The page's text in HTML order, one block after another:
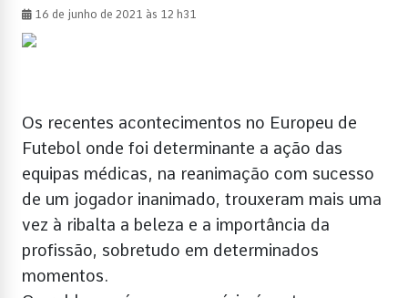
16 de junho de 2021 às 12 h31
Os recentes acontecimentos no Europeu de
Futebol onde foi determinante a ação das
equipas médicas, na reanimação com sucesso
de um jogador inanimado, trouxeram mais uma
vez à ribalta a beleza e a importância da
profissão, sobretudo em determinados
momentos.